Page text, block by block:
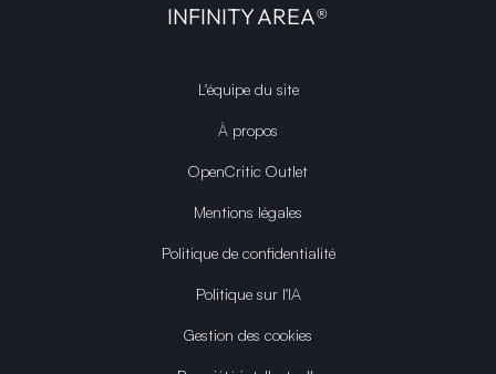
INFINITY AREA®
L'équipe du site
À propos
OpenCritic Outlet
Mentions légales
Politique de confidentialité
Politique sur l'IA
Gestion des cookies